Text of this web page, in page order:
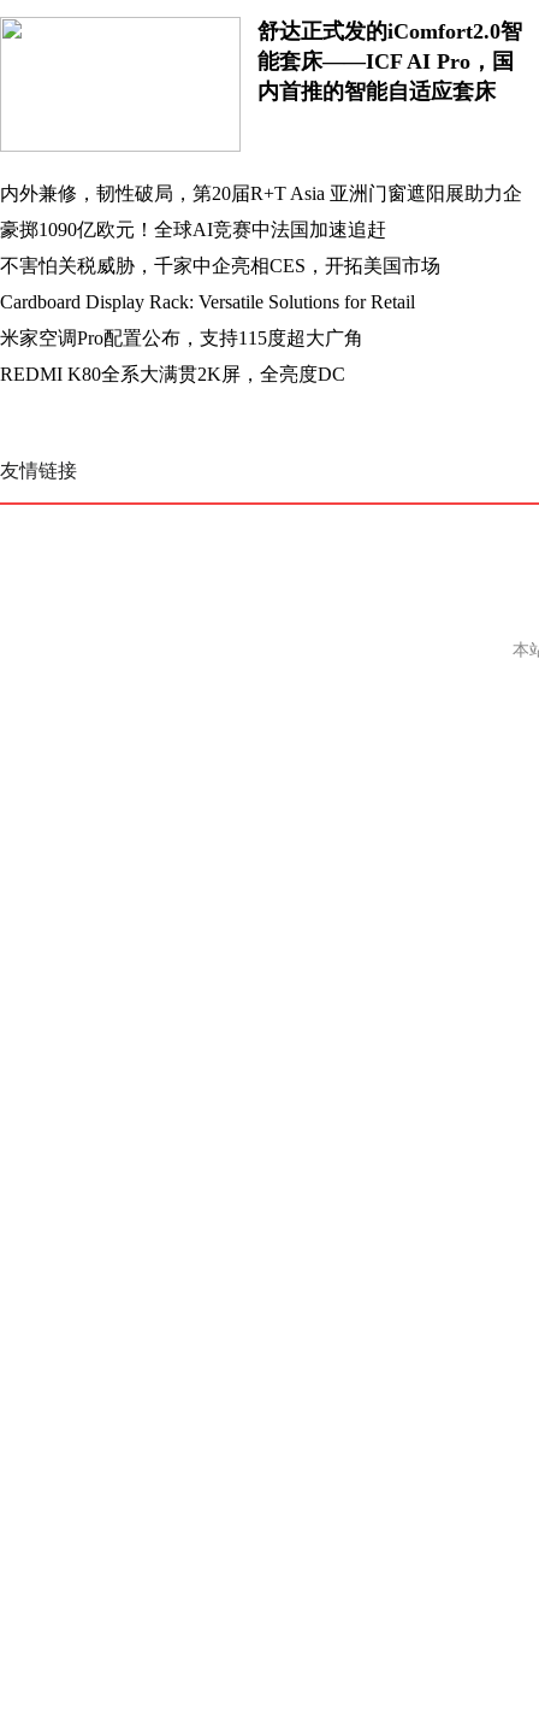
舒达正式发的iComfort2.0智
能套床——ICF AI Pro，国
内首推的智能自适应套床
内外兼修，韧性破局，第20届R+T Asia 亚洲门窗遮阳展助力企
业打通“内外贸全通路”！
豪掷1090亿欧元！全球AI竞赛中法国加速追赶
不害怕关税威胁，千家中企亮相CES，开拓美国市场
Cardboard Display Rack: Versatile Solutions for Retail
米家空调Pro配置公布，支持115度超大广角
REDMI K80全系大满贯2K屏，全亮度DC
友情链接
本